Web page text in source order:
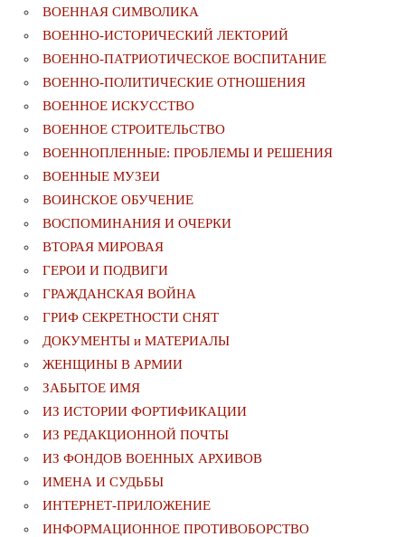
ВОЕННАЯ СИМВОЛИКА
ВОЕННО-ИСТОРИЧЕСКИЙ ЛЕКТОРИЙ
ВОЕННО-ПАТРИОТИЧЕСКОЕ ВОСПИТАНИЕ
ВОЕННО-ПОЛИТИЧЕСКИE ОТНОШЕНИЯ
ВОЕННОЕ ИСКУССТВО
ВОЕННОЕ СТРОИТЕЛЬСТВО
ВОЕННОПЛЕННЫЕ: ПРОБЛЕМЫ И РЕШЕНИЯ
ВОЕННЫЕ МУЗЕИ
ВОИНСКОЕ ОБУЧЕНИЕ
ВОСПОМИНАНИЯ И ОЧЕРКИ
ВТОРАЯ МИРОВАЯ
ГЕРОИ И ПОДВИГИ
ГРАЖДАНСКАЯ ВОЙНА
ГРИФ СЕКРЕТНОСТИ СНЯТ
ДОКУМЕНТЫ и МАТЕРИАЛЫ
ЖЕНЩИНЫ В АРМИИ
ЗАБЫТОЕ ИМЯ
ИЗ ИСТОРИИ ФОРТИФИКАЦИИ
ИЗ РЕДАКЦИОННОЙ ПОЧТЫ
ИЗ ФОНДОВ ВОЕННЫХ АРХИВОВ
ИМЕНА И СУДЬБЫ
ИНТЕРНЕТ-ПРИЛОЖЕНИЕ
ИНФОРМАЦИОННОЕ ПРОТИВОБОРСТВО